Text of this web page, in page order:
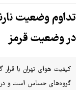
در وضعیت قرمز
گروه‌های حساس است و در